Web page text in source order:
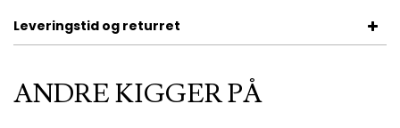
Leveringstid og returret
ANDRE KIGGER PÅ